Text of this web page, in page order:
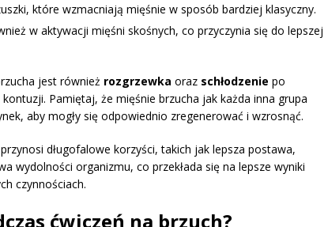
które wzmacniają mięśnie w sposób bardziej klasyczny.
w aktywacji mięśni skośnych, co przyczynia się do lepszej
jest również rozgrzewka oraz schłodzenie po
Pamiętaj, że mięśnie brzucha jak każda inna grupa
aby mogły się odpowiednio zregenerować i wzrosnąć.
długofalowe korzyści, takich jak lepsza postawa,
wydolności organizmu, co przekłada się na lepsze wyniki
czynnościach.
ćwiczeń na brzuch?